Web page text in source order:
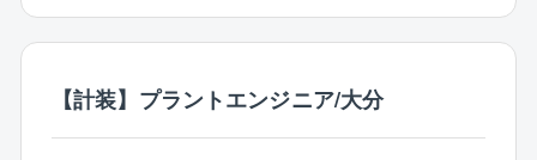
(雇入れ直後)
を担当いただきます。
◆資格：
◆語学力：TOEIC 500点以上
【計装】プラントエンジニア/大分